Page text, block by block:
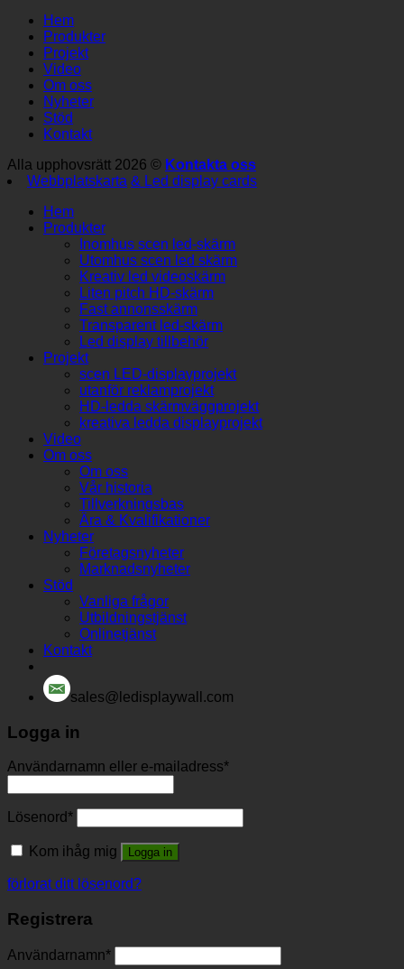
Hem
Produkter
Projekt
Video
Om oss
Nyheter
Stöd
Kontakt
Alla upphovsrätt 2026 © Kontakta oss
Webbplatskarta & Led display cards
Hem
Produkter
Inomhus scen led-skärm
Utomhus scen led skärm
Kreativ led videoskärm
Liten pitch HD-skärm
Fast annonsskärm
Transparent led-skärm
Led display tillbehör
Projekt
scen LED-displayprojekt
utanför reklamprojekt
HD-ledda skärmväggprojekt
kreativa ledda displayprojekt
Video
Om oss
Om oss
Vår historia
Tillverkningsbas
Ära & Kvalifikationer
Nyheter
Företagsnyheter
Marknadsnyheter
Stöd
Vanliga frågor
Utbildningstjänst
Onlinetjänst
Kontakt
sales@ledisplaywall.com
Logga in
Användarnamn eller e-mailadress*
Lösenord*
Kom ihåg mig Logga in
förlorat ditt lösenord?
Registrera
Användarnamn*